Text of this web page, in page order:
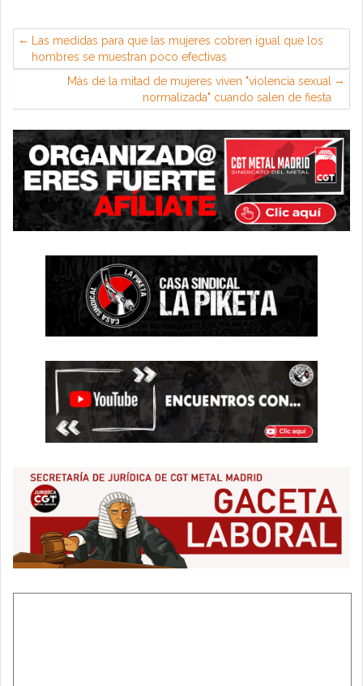
Las medidas para que las mujeres cobren igual que los
hombres se muestran poco efectivas
Más de la mitad de mujeres viven "violencia sexual
normalizada" cuando salen de fiesta